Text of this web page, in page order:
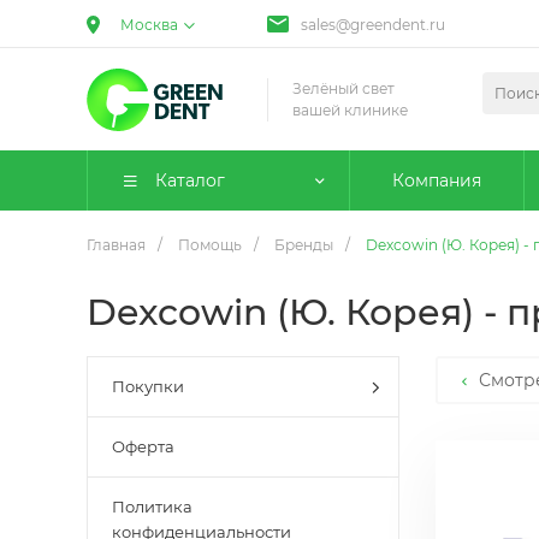
Москва sales@greendent.ru
Зелёный свет
вашей клинике
Каталог Компания
Главная / Помощь / Бренды / Dexcowin (Ю. Корея) -
Dexcowin (Ю. Корея) -
Покупки
Оферта
Политика
конфиденциальности